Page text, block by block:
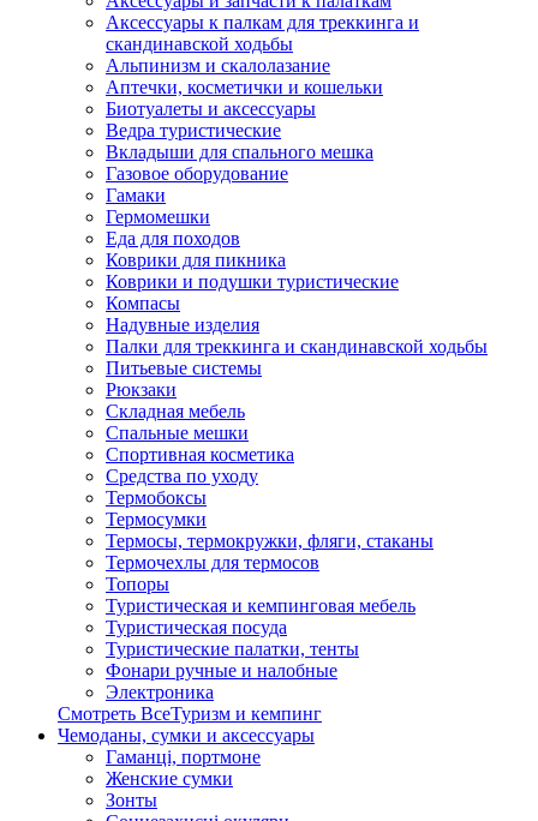
Аксессуары к палкам для треккинга и
скандинавской ходьбы
Альпинизм и скалолазание
Аптечки, косметички и кошельки
Биотуалеты и аксессуары
Ведра туристические
Вкладыши для спального мешка
Газовое оборудование
Гамаки
Гермомешки
Еда для походов
Коврики для пикника
Коврики и подушки туристические
Компасы
Надувные изделия
Палки для треккинга и скандинавской ходьбы
Питьевые системы
Рюкзаки
Складная мебель
Спальные мешки
Спортивная косметика
Средства по уходу
Термобоксы
Термосумки
Термосы, термокружки, фляги, стаканы
Термочехлы для термосов
Топоры
Туристическая и кемпинговая мебель
Туристическая посуда
Туристические палатки, тенты
Фонари ручные и налобные
Электроника
Смотреть ВсеТуризм и кемпинг
Чемоданы, сумки и аксессуары
Гаманці, портмоне
Женские сумки
Зонты